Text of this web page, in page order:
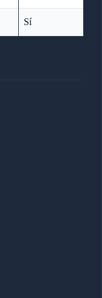
Sí